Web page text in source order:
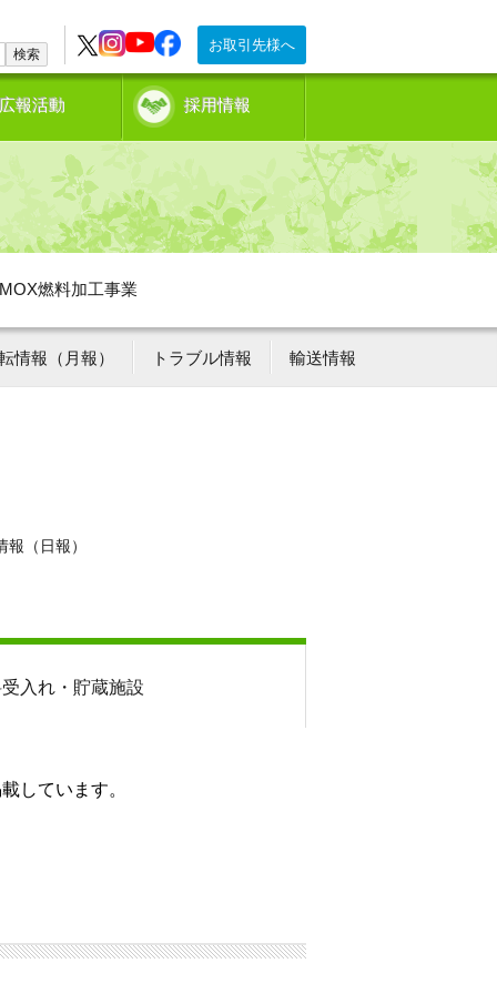
お取引先様へ
検索
報活動 採用情報
燃料加工事業
情報（月報） トラブル情報 輸送情報
（日報）
受入れ・貯蔵施設
しています。